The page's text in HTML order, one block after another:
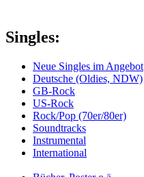
Singles:
Neue Singles im Angebot
Deutsche (Oldies, NDW)
GB-Rock
US-Rock
Rock/Pop (70er/80er)
Soundtracks
Instrumental
International